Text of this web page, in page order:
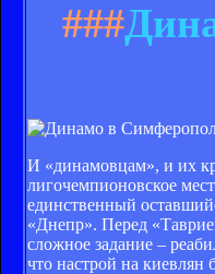
###
И «динамовцам», и их
лигочемпионовское
единственный
«Днепр». Перед
сложное задание –
что настрой на киевлян